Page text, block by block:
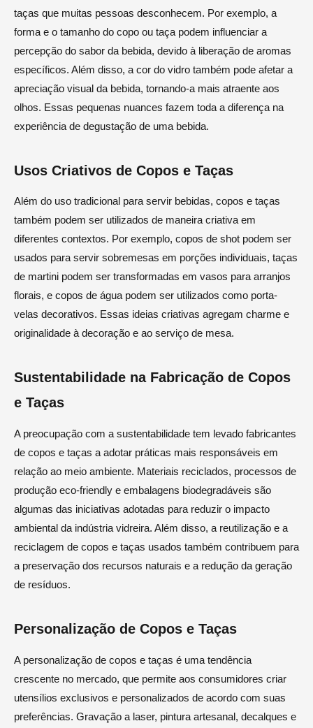
taças que muitas pessoas desconhecem. Por exemplo, a
forma e o tamanho do copo ou taça podem influenciar a
percepção do sabor da bebida, devido à liberação de aromas
específicos. Além disso, a cor do vidro também pode afetar a
apreciação visual da bebida, tornando-a mais atraente aos
olhos. Essas pequenas nuances fazem toda a diferença na
experiência de degustação de uma bebida.
Usos Criativos de Copos e Taças
Além do uso tradicional para servir bebidas, copos e taças
também podem ser utilizados de maneira criativa em
diferentes contextos. Por exemplo, copos de shot podem ser
usados para servir sobremesas em porções individuais, taças
de martini podem ser transformadas em vasos para arranjos
florais, e copos de água podem ser utilizados como porta-
velas decorativos. Essas ideias criativas agregam charme e
originalidade à decoração e ao serviço de mesa.
Sustentabilidade na Fabricação de Copos
e Taças
A preocupação com a sustentabilidade tem levado fabricantes
de copos e taças a adotar práticas mais responsáveis em
relação ao meio ambiente. Materiais reciclados, processos de
produção eco-friendly e embalagens biodegradáveis são
algumas das iniciativas adotadas para reduzir o impacto
ambiental da indústria vidreira. Além disso, a reutilização e a
reciclagem de copos e taças usados também contribuem para
a preservação dos recursos naturais e a redução da geração
de resíduos.
Personalização de Copos e Taças
A personalização de copos e taças é uma tendência
crescente no mercado, que permite aos consumidores criar
utensílios exclusivos e personalizados de acordo com suas
preferências. Gravação a laser, pintura artesanal, decalques e